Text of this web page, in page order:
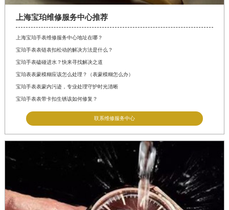
上海宝珀维修服务中心推荐
上海宝珀手表维修服务中心地址在哪？
宝珀手表表链表扣松动的解决方法是什么？
宝珀手表磕碰进水？快来寻找解决之道
宝珀表表蒙模糊应该怎么处理？（表蒙模糊怎么办）
宝珀手表表蒙内污迹，专业处理守护时光清晰
宝珀手表表带卡扣生锈该如何修复？
联系维修服务中心